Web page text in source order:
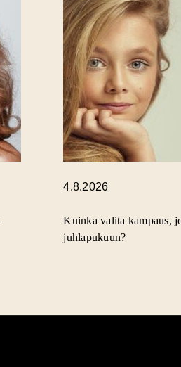
4.8.2026
Kuinka valita kampaus,
juhlapukuun?